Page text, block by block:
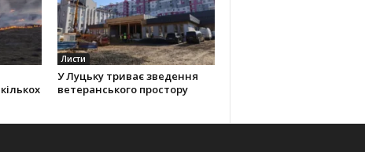
Листи
У Луцьку триває зведення
ветеранського простору